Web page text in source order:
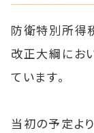
防衛特別所得
改正大綱にお
ています。
当初の予定よ